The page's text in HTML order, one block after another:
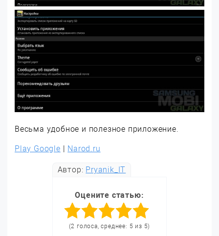
Весьма удобное и полезное приложение.
Play Google | Narod.ru
Автор: Pryanik_IT
Оцените статью:
(2 голоса, среднее: 5 из 5)